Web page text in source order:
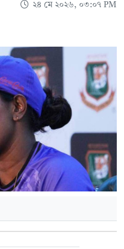
২৪ মে ২০২৬, ০৩:০৭ PM